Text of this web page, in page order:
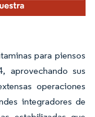
para piensos
aprovechando sus
operaciones
integradores de